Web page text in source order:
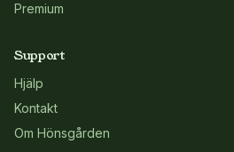
Premium
Support
Hjälp
Kontakt
Om Hönsgården